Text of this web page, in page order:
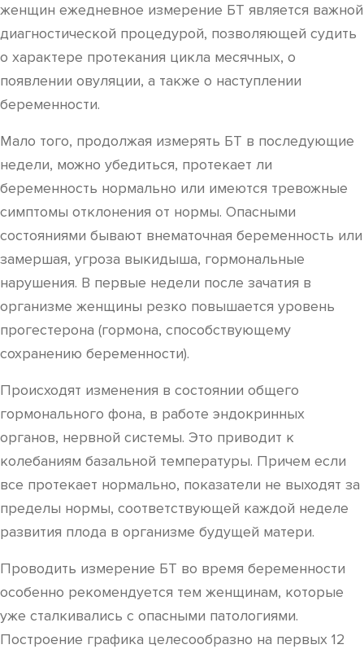
женщин ежедневное измерение БТ является важной
диагностической процедурой, позволяющей судить
о характере протекания цикла месячных, о
появлении овуляции, а также о наступлении
беременности.
Мало того, продолжая измерять БТ в последующие
недели, можно убедиться, протекает ли
беременность нормально или имеются тревожные
симптомы отклонения от нормы. Опасными
состояниями бывают внематочная беременность или
замершая, угроза выкидыша, гормональные
нарушения. В первые недели после зачатия в
организме женщины резко повышается уровень
прогестерона (гормона, способствующему
сохранению беременности).
Происходят изменения в состоянии общего
гормонального фона, в работе эндокринных
органов, нервной системы. Это приводит к
колебаниям базальной температуры. Причем если
все протекает нормально, показатели не выходят за
пределы нормы, соответствующей каждой неделе
развития плода в организме будущей матери.
Проводить измерение БТ во время беременности
особенно рекомендуется тем женщинам, которые
уже сталкивались с опасными патологиями.
Построение графика целесообразно на первых 12